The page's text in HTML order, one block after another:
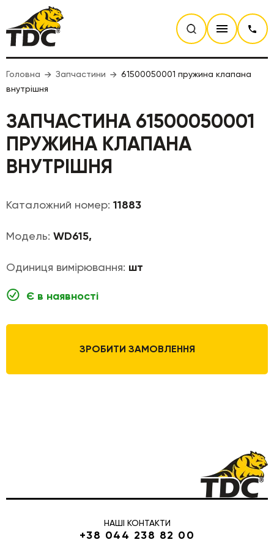
Головна Запчастини
61500050001 пружина клапана
внутрішня
ЗАПЧАСТИНА 61500050001
ПРУЖИНА КЛАПАНА
ВНУТРІШНЯ
Каталожний номер: 11883
Модель: WD615,
Одиниця вимірювання: шт
Є в наявності
ЗРОБИТИ ЗАМОВЛЕННЯ
НАШІ КОНТАКТИ
+38 044 238 82 00